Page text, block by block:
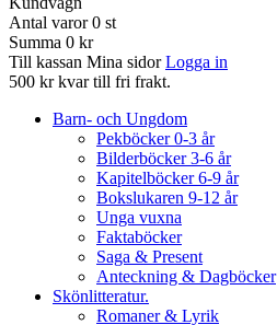
Antal varor 0 st
Summa 0 kr
Till kassan Mina sidor Logga in
500 kr kvar till fri frakt.
Barn- och Ungdom
Pekböcker 0-3 år
Bilderböcker 3-6 år
Kapitelböcker 6-9 år
Bokslukaren 9-12 år
Unga vuxna
Faktaböcker
Saga & Present
Anteckning & Dagböcker
Skönlitteratur.
Romaner & Lyrik